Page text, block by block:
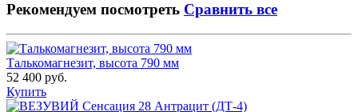
Рекомендуем посмотреть Сравнить все
Талькомагнезит, высота 790 мм
52 400 руб.
Купить